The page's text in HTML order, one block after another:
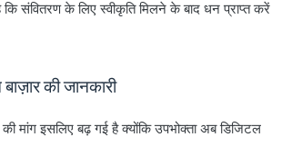
कि संवितरण के लिए स्वीकृति मिलने के बाद धन प्राप्त करें
की जानकारी
मांग इसलिए बढ़ गई है क्योंकि उपभोक्ता अब डिजिटल